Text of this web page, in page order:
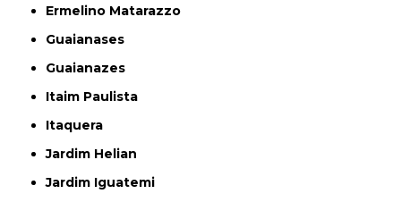
Ermelino Matarazzo
Guaianases
Guaianazes
Itaim Paulista
Itaquera
Jardim Helian
Jardim Iguatemi